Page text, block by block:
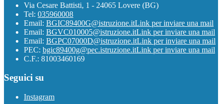
Via Cesare Battisti, 1 - 24065 Lovere (BG)
Tel: 035960008
Email: BGIC89400G@istruzione.itLink per inviare una mail
Email: BGVC010005@istruzione.itLink per inviare una mail
Email: BGPC07000D@istruzione.itLink per inviare una mail
PEC: bgic89400g@pec.istruzione.itLink per inviare una mail
C.F.: 81003460169
Seguici su
Instagram